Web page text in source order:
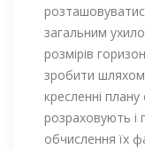
загальним
розмірів
зробити шляхом
кресленні
розраховують і
обчислення їх